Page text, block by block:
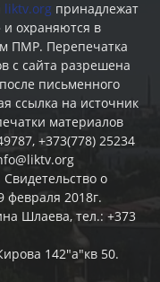
liktv.org принадлежат
охраняются в
ПМР. Перепечатка
c сайта разрешена
письменного
ссылка на источник
материалов
+373(778) 25234
о
2018г.
Шлаева, тел.: +373
142"а"кв 50.